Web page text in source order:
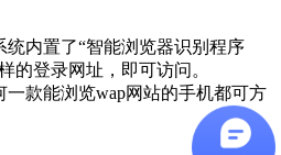
内置了“智能浏览器识别程序
的登录网址，即可访问。
款能浏览wap网站的手机都可方